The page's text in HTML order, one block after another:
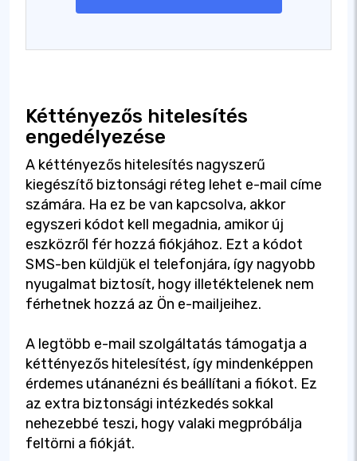
Kéttényezős hitelesítés
engedélyezése
A kéttényezős hitelesítés nagyszerű
kiegészítő biztonsági réteg lehet e-mail címe
számára. Ha ez be van kapcsolva, akkor
egyszeri kódot kell megadnia, amikor új
eszközről fér hozzá fiókjához. Ezt a kódot
SMS-ben küldjük el telefonjára, így nagyobb
nyugalmat biztosít, hogy illetéktelenek nem
férhetnek hozzá az Ön e-mailjeihez.
A legtöbb e-mail szolgáltatás támogatja a
kéttényezős hitelesítést, így mindenképpen
érdemes utánanézni és beállítani a fiókot. Ez
az extra biztonsági intézkedés sokkal
nehezebbé teszi, hogy valaki megpróbálja
feltörni a fiókját.